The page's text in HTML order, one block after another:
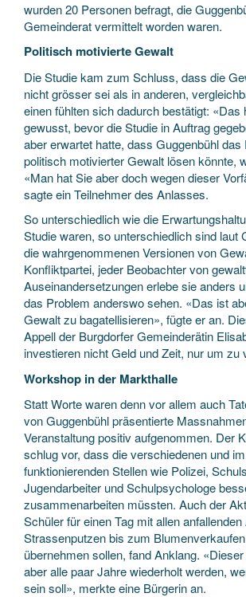
wurden 20 Personen befragt, die
Gemeinderat vermittelt worden waren.
Politisch motivierte Gewalt
Die Studie kam zum Schluss, dass die
nicht grösser sei als in anderen,
einen fühlten sich dadurch bestätigt: «Das
gewusst, bevor die Studie in Auftrag
aber erwartet hatte, dass Guggenbühl das
politisch motivierter Gewalt lösen könnte,
«Man hat Sie aber doch wegen dieser
sagte ein Teilnehmer des Anlasses.
So unterschiedlich wie die
Studie waren, so unterschiedlich sind laut
die wahrgenommenen Versionen von
Konfliktpartei, jeder Beobachter von
Auseinandersetzungen erlebe sie anders
das Problem anderswo sehen. «Das ist
Gewalt zu bagatellisieren», fügte er an.
Appell der Burgdorfer Gemeinderätin
investieren nicht Geld und Zeit, nur um zu
Workshop in der Markthalle
Statt Worte waren denn vor allem auch
von Guggenbühl präsentierte
Veranstaltung positiv aufgenommen. Der
schlug vor, dass die verschiedenen und
funktionierenden Stellen wie Polizei,
Jugendarbeiter und Schulpsychologe
zusammenarbeiten müssten. Auch der
Schüler für einen Tag mit allen
Strassenputzen bis zum
übernehmen sollen, fand Anklang.
aber alle paar Jahre wiederholt werden,
sein soll», merkte eine Bürgerin an.